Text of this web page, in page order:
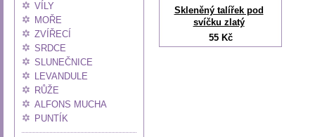
VÍLY
MOŘE
ZVÍŘECÍ
SRDCE
SLUNEČNICE
LEVANDULE
RŮŽE
ALFONS MUCHA
PUNTÍK
Skleněný talířek pod
svíčku zlatý
55 Kč